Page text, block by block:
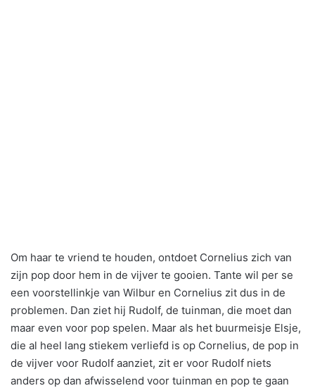
Om haar te vriend te houden, ontdoet Cornelius zich van
zijn pop door hem in de vijver te gooien. Tante wil per se
een voorstellinkje van Wilbur en Cornelius zit dus in de
problemen. Dan ziet hij Rudolf, de tuinman, die moet dan
maar even voor pop spelen. Maar als het buurmeisje Elsje,
die al heel lang stiekem verliefd is op Cornelius, de pop in
de vijver voor Rudolf aanziet, zit er voor Rudolf niets
anders op dan afwisselend voor tuinman en pop te gaan